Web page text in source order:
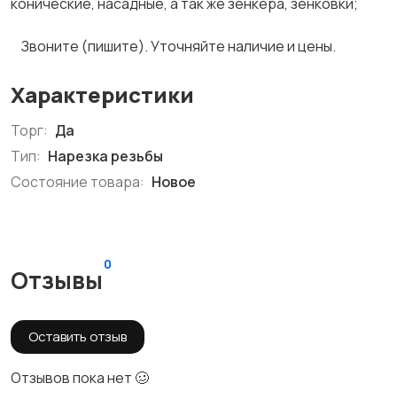
Звоните (пишите). Уточняйте наличие и цены.
Характеристики
Торг: Да
Тип: Нарезка резьбы
Состояние товара: Новое
Отзывы
0
Оставить отзыв
Отзывов пока нет 🥴